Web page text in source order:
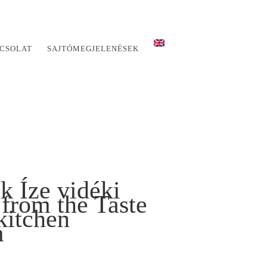
SAJTÓMEGJELENÉSEK
Íze vidéki
the Taste